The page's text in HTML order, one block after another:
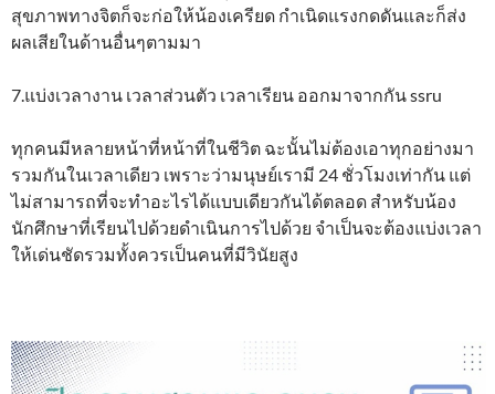
สุขภาพทางจิตก็จะก่อให้น้องเครียด กำเนิดแรงกดดันและก็ส่ง
ผลเสียในด้านอื่นๆตามมา
7.แบ่งเวลางาน เวลาส่วนตัว เวลาเรียน ออกมาจากกัน ssru
ทุกคนมีหลายหน้าที่หน้าที่ในชีวิต ฉะนั้นไม่ต้องเอาทุกอย่างมา
รวมกันในเวลาเดียว เพราะว่ามนุษย์เรามี 24 ชั่วโมงเท่ากัน แต่
ไม่สามารถที่จะทำอะไรได้แบบเดียวกันได้ตลอด สำหรับน้อง
นักศึกษาที่เรียนไปด้วยดำเนินการไปด้วย จำเป็นจะต้องแบ่งเวลา
ให้เด่นชัดรวมทั้งควรเป็นคนที่มีวินัยสูง